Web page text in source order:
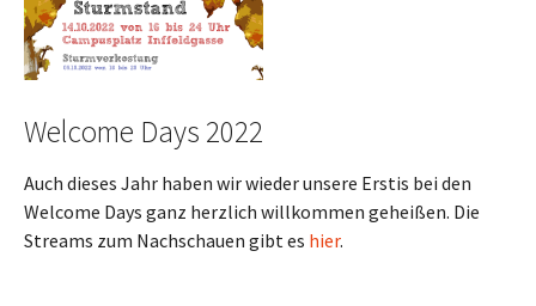
Welcome Days 2022
Auch dieses Jahr haben wir wieder unsere Erstis bei den
Welcome Days ganz herzlich willkommen geheißen. Die
Streams zum Nachschauen gibt es hier.